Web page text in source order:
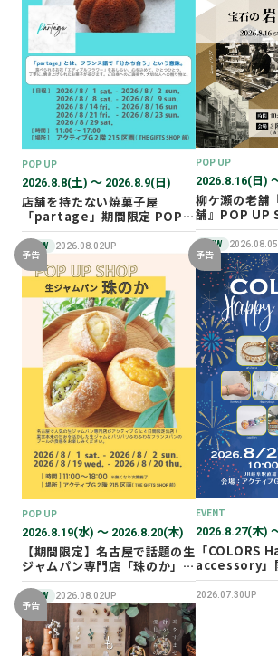
POP UP
2026.8.8(土) 〜 2026.8.9(日)
店舗を持たない焼菓子屋
「partage」期間限定 POP
UP SHOP オープン！
NEW 2026.08.02UP
POP UP
2026.8.16(日)
柳ケ瀬の老舗
舗』POP UP
NEW
予告
POP UP
2026.8.19(水) 〜 2026.8.20(木)
【期間限定】名古屋で話題の生
ジャムパン専門店「珠のか」
POP UP SHOP
NEW 2026.08.02UP
予告
EVENT
2026.8.27(木)
「COLORS
accessory」
2026.07.30UP
予告